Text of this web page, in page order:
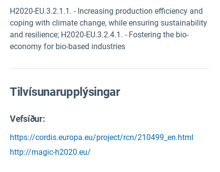
H2020-EU.3.2.1.1. - Increasing production efficiency and
coping with climate change, while ensuring sustainability
and resilience; H2020-EU.3.2.4.1. - Fostering the bio-
economy for bio-based industries
Tilvísunarupplýsingar
Vefsíður:
https://cordis.europa.eu/project/rcn/210499_en.html
http://magic-h2020.eu/